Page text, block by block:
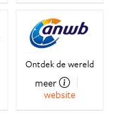
Ontdek de wereld
meer
website